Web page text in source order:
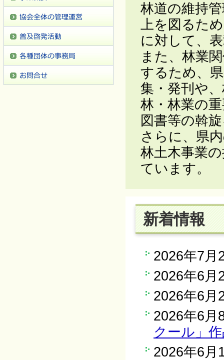
林道の維持
上を図るた
に対して、
また、林業
するため、
集・発刊や
林・林業の
図書等の斡
さらに、県
林土木事業
ています。
新着情報
2026年7月
2026年6月
2026年6月
2026年6月
クール」
2026年6月